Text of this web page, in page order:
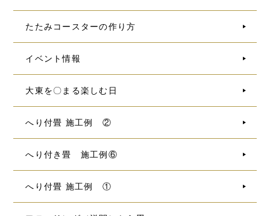
たたみコースターの作り方
イベント情報
大東を〇まる楽しむ日
へり付畳 施工例 ②
へり付き畳 施工例⑥
へり付畳 施工例 ①